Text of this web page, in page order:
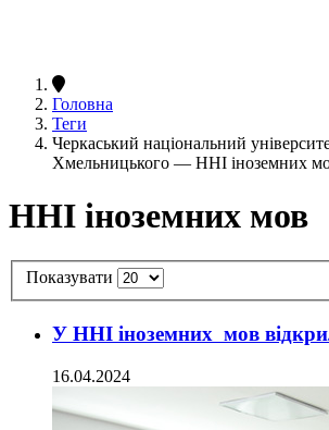
Головна
Теги
Черкаський національний
Хмельницького — ННІ іноземних
ННІ іноземних мов
Показувати
У ННІ іноземних мов
16.04.2024